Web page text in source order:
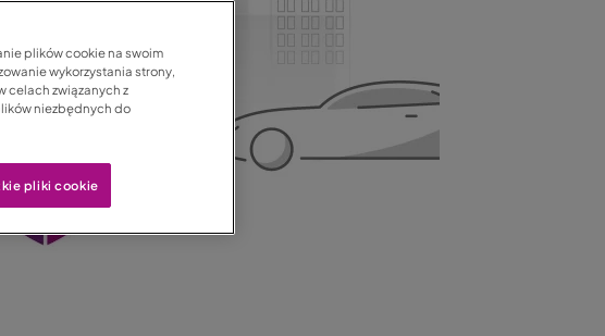
plików cookie na swoim
wykorzystania strony,
celach związanych z
niezbędnych do
pliki cookie